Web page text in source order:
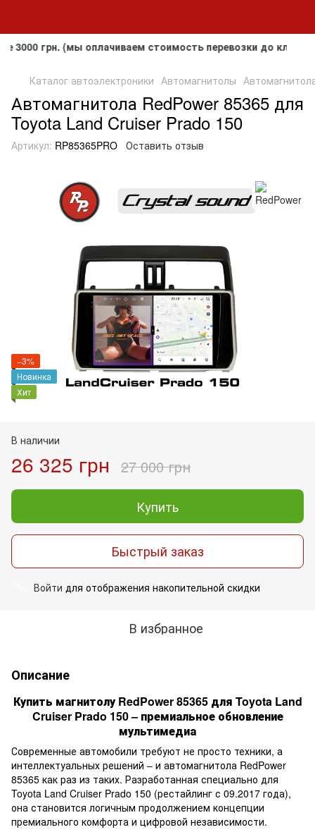
(мы оплачиваем стоимость перевозки до клиента,
Каталог автоэлектроники Автомагнитолы
Автомагнитола RedPower 85365 для
Toyota Land Cruiser Prado 150
Артикул: RP85365PRO Оставить отзыв
−3%
Новинка
Хит
В наличии
26 325 грн 27 000 грн
Купить
Быстрый заказ
Войти для отображения накопительной скидки
В избранное
Описание
Купить магнитолу RedPower 85365 для Toyota Land
Cruiser Prado 150 – премиальное обновление
мультимедиа
Современные автомобили требуют не просто техники, а
интеллектуальных решений – и автомагнитола RedPower
85365 как раз из таких. Разработанная специально для
Toyota Land Cruiser Prado 150 (рестайлинг с 09.2017 года),
она становится логичным продолжением концепции
премиального комфорта и цифровой независимости.